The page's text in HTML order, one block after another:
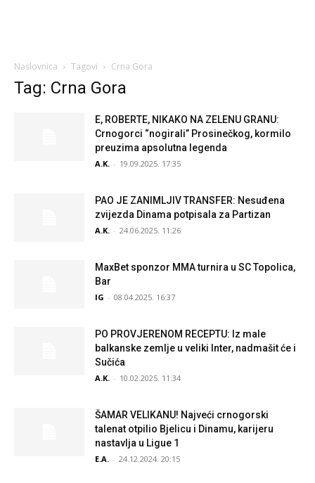
Naslovnica Tagovi Crna Gora
Tag: Crna Gora
E, ROBERTE, NIKAKO NA ZELENU GRANU:
Crnogorci “nogirali” Prosinečkog, kormilo
preuzima apsolutna legenda
A.K. - 19.09.2025. 17:35
PAO JE ZANIMLJIV TRANSFER: Nesuđena
zvijezda Dinama potpisala za Partizan
A.K. - 24.06.2025. 11:26
MaxBet sponzor MMA turnira u SC Topolica,
Bar
IG - 08.04.2025. 16:37
PO PROVJERENOM RECEPTU: Iz male
balkanske zemlje u veliki Inter, nadmašit će i
Sučića
A.K. - 10.02.2025. 11:34
ŠAMAR VELIKANU! Najveći crnogorski
talenat otpilio Bjelicu i Dinamu, karijeru
nastavlja u Ligue 1
E.A. - 24.12.2024. 20:15